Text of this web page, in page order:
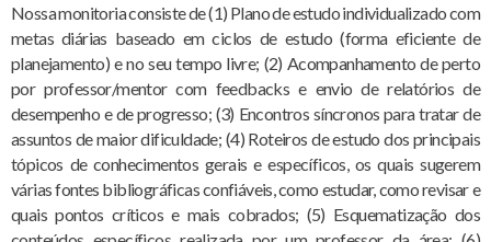
Nossa monitoria consiste de (1) Plano de estudo individualizado com
metas diárias baseado em ciclos de estudo (forma eficiente de
planejamento) e no seu tempo livre; (2) Acompanhamento de perto
por professor/mentor com feedbacks e envio de relatórios de
desempenho e de progresso; (3) Encontros síncronos para tratar de
assuntos de maior dificuldade; (4) Roteiros de estudo dos principais
tópicos de conhecimentos gerais e específicos, os quais sugerem
várias fontes bibliográficas confiáveis, como estudar, como revisar e
quais pontos críticos e mais cobrados; (5) Esquematização dos